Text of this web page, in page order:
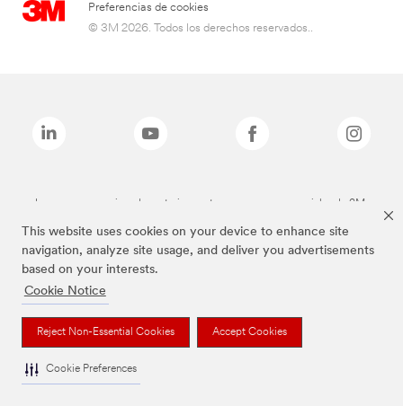
This website uses cookies on your device to enhance site
navigation, analyze site usage, and deliver you advertisements
based on your interests.
Cookie Notice
Reject Non-Essential Cookies Accept Cookies
Cookie Preferences
Preferencias de cookies
© 3M 2026. Todos los derechos reservados..
Las marcas mencionadas anteriormente son marcas comerciales de 3M.